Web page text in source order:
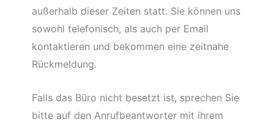
außerhalb dieser Zeiten statt. Sie können uns
sowohl telefonisch, als auch per Email
kontaktieren und bekommen eine zeitnahe
Rückmeldung.
Falls das Büro nicht besetzt ist, sprechen Sie
bitte auf den Anrufbeantworter mit ihrem